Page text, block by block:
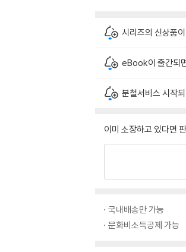
시리즈의 신상품
eBook이 출간되
분철서비스 시작
이미 소장하고 있다면
국내배송만 가능
문화비소득공제 가능